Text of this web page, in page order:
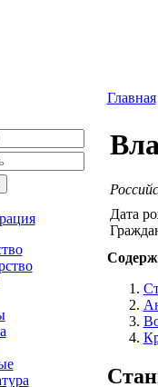
Главная
Дата